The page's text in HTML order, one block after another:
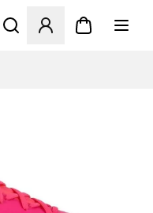
Åbner en Modal til at